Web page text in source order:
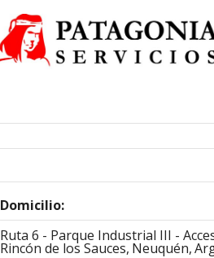
Domicilio:
Ruta 6 - Parque Industrial III -
Rincón de los Sauces, Neuquén,